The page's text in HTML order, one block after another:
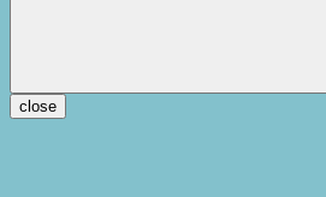
close